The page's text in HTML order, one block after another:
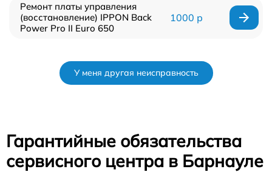
Ремонт платы управления
(восстановление) IPPON Back
Power Pro II Euro 650
1000 р
У меня другая неисправность
Гарантийные обязательства
сервисного центра в Барнауле